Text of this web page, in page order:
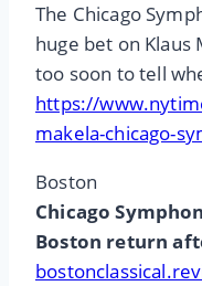
The Chicago
huge bet on Klaus
too soon to tell
https://
makela-chicago-
Boston
Chicago
Boston return